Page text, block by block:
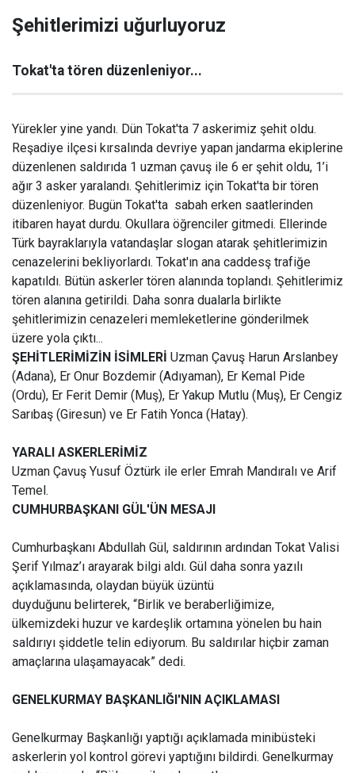
Şehitlerimizi uğurluyoruz
Tokat'ta tören düzenleniyor...
Yürekler yine yandı. Dün Tokat'ta 7 askerimiz şehit oldu.
Reşadiye ilçesi kırsalında devriye yapan jandarma ekiplerine
düzenlenen saldırıda 1 uzman çavuş ile 6 er şehit oldu, 1’i
ağır 3 asker yaralandı. Şehitlerimiz için Tokat'ta bir tören
düzenleniyor. Bugün Tokat'ta sabah erken saatlerinden
itibaren hayat durdu. Okullara öğrenciler gitmedi. Ellerinde
Türk bayraklarıyla vatandaşlar slogan atarak şehitlerimizin
cenazelerini bekliyorlardı. Tokat'ın ana caddesş trafiğe
kapatıldı. Bütün askerler tören alanında toplandı. Şehitlerimiz
tören alanına getirildi. Daha sonra dualarla birlikte
şehitlerimizin cenazeleri memleketlerine gönderilmek
üzere yola çıktı...
ŞEHİTLERİMİZİN İSİMLERİ Uzman Çavuş Harun Arslanbey
(Adana), Er Onur Bozdemir (Adıyaman), Er Kemal Pide
(Ordu), Er Ferit Demir (Muş), Er Yakup Mutlu (Muş), Er Cengiz
Sarıbaş (Giresun) ve Er Fatih Yonca (Hatay).
YARALI ASKERLERİMİZ
Uzman Çavuş Yusuf Öztürk ile erler Emrah Mandıralı ve Arif
Temel.
CUMHURBAŞKANI GÜL'ÜN MESAJI
Cumhurbaşkanı Abdullah Gül, saldırının ardından Tokat Valisi
Şerif Yılmaz’ı arayarak bilgi aldı. Gül daha sonra yazılı
açıklamasında, olaydan büyük üzüntü
duyduğunu belirterek, “Birlik ve beraberliğimize,
ülkemizdeki huzur ve kardeşlik ortamına yönelen bu hain
saldırıyı şiddetle telin ediyorum. Bu saldırılar hiçbir zaman
amaçlarına ulaşamayacak” dedi.
GENELKURMAY BAŞKANLIĞI'NIN AÇIKLAMASI
Genelkurmay Başkanlığı yaptığı açıklamada minibüsteki
askerlerin yol kontrol görevi yaptığını bildirdi. Genelkurmay